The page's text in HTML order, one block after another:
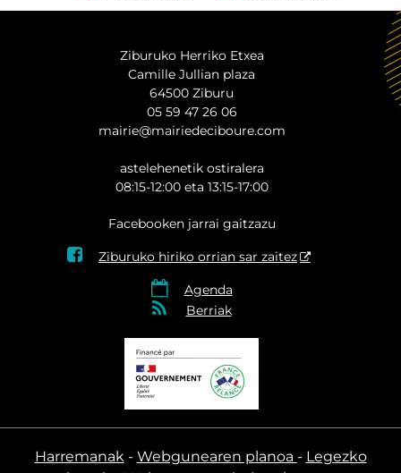
Ziburuko Herriko Etxea
Camille Jullian plaza
64500 Ziburu
05 59 47 26 06
mairie@mairiedeciboure.com
astelehenetik ostiralera
08:15-12:00 eta 13:15-17:00
Facebooken jarrai gaitzazu
 Ziburuko hiriko orrian sar zaitez
 Agenda
 Berriak
Harremanak Webgunearen planoa
Legezko